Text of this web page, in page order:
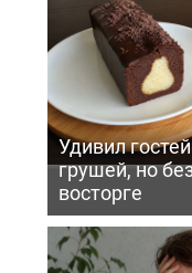
Удивил
грушей, но
восторге